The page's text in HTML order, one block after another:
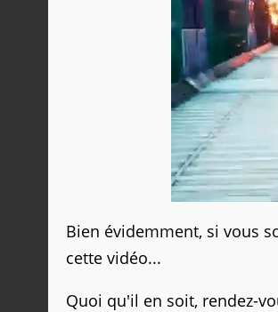
Bien évidemment, si vous
cette vidéo...
Quoi qu'il en soit, rendez-